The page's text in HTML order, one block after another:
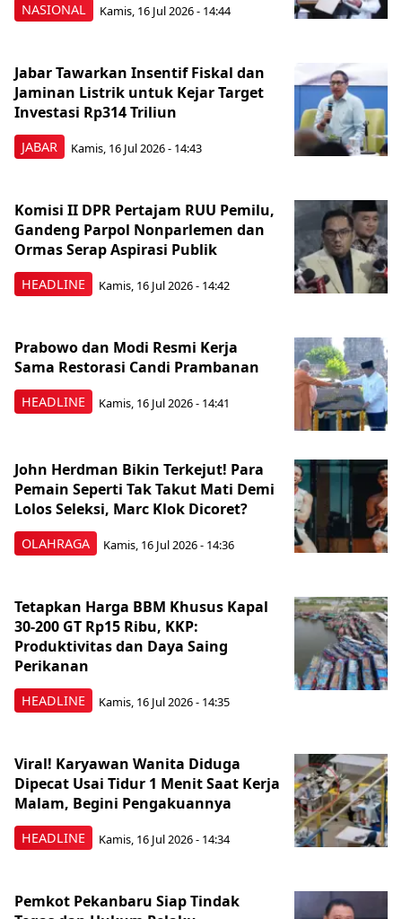
NASIONAL Kamis, 16 Jul 2026 - 14:44
JABAR
Jabar Tawarkan Insentif Fiskal dan
Jaminan Listrik untuk Kejar Target
Investasi Rp314 Triliun
Kamis, 16 Jul 2026 - 14:43
HEADLINE
Komisi II DPR Pertajam RUU Pemilu,
Gandeng Parpol Nonparlemen dan
Ormas Serap Aspirasi Publik
Kamis, 16 Jul 2026 - 14:42
HEADLINE
Prabowo dan Modi Resmi Kerja
Sama Restorasi Candi Prambanan
Kamis, 16 Jul 2026 - 14:41
OLAHRAGA
John Herdman Bikin Terkejut! Para
Pemain Seperti Tak Takut Mati Demi
Lolos Seleksi, Marc Klok Dicoret?
Kamis, 16 Jul 2026 - 14:36
HEADLINE
Tetapkan Harga BBM Khusus Kapal
30-200 GT Rp15 Ribu, KKP:
Produktivitas dan Daya Saing
Perikanan
Kamis, 16 Jul 2026 - 14:35
HEADLINE
Viral! Karyawan Wanita Diduga
Dipecat Usai Tidur 1 Menit Saat Kerja
Malam, Begini Pengakuannya
Kamis, 16 Jul 2026 - 14:34
Pemkot Pekanbaru Siap Tindak